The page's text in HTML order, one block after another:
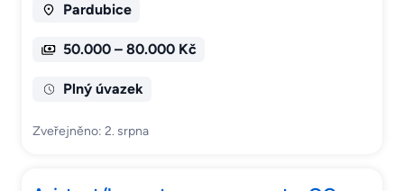
Pardubice
50.000 – 80.000 Kč
Plný úvazek
Zveřejněno: 2. srpna